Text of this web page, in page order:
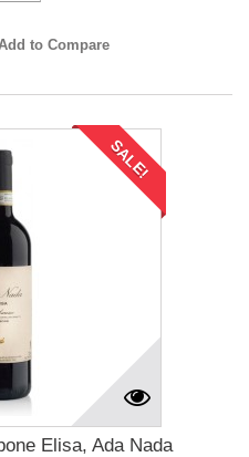
to Compare
SALE!
Elisa, Ada Nada